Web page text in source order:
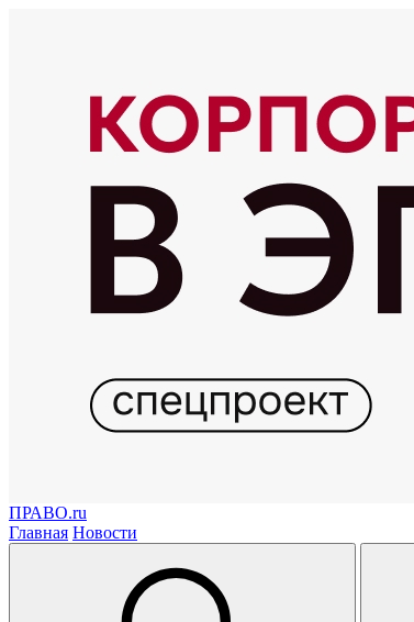
ПРАВО.ru
Главная Новости